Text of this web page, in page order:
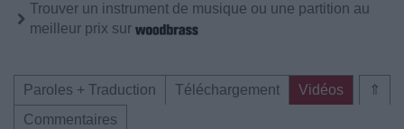
Trouver un instrument de musique ou une partition au
meilleur prix sur
⇑
Paroles + Traduction Téléchargement
Vidéos
Commentaires